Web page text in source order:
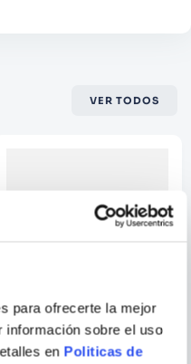
para ofrecerte la mejor
información sobre el uso
en Politicas de
de 1 a 5
VER TODOS
TU MENTE EN FORMA